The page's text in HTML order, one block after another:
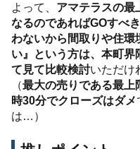
よって、 アマテラスの最
なるのであればGOすべき
わないから間取りや住環
い』という方は、本町
て見て比較検討いただけ
（最大の売りである最
時30分でクローズはダメ
は…）